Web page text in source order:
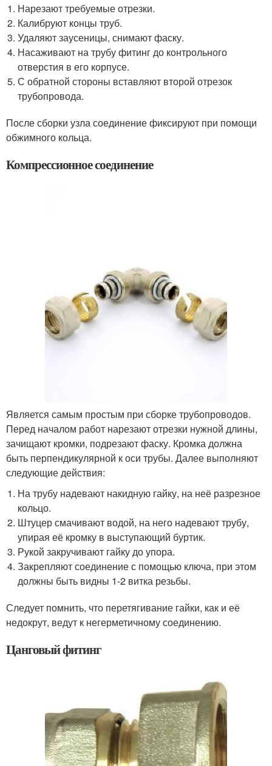
Нарезают требуемые отрезки.
Калибруют концы труб.
Удаляют заусеницы, снимают фаску.
Насаживают на трубу фитинг до контрольного
отверстия в его корпусе.
С обратной стороны вставляют второй отрезок
трубопровода.
После сборки узла соединение фиксируют при помощи
обжимного кольца.
Компрессионное соединение
Является самым простым при сборке трубопроводов.
Перед началом работ нарезают отрезки нужной длины,
зачищают кромки, подрезают фаску. Кромка должна
быть перпендикулярной к оси трубы. Далее выполняют
следующие действия:
На трубу надевают накидную гайку, на неё разрезное
кольцо.
Штуцер смачивают водой, на него надевают трубу,
упирая её кромку в выступающий буртик.
Рукой закручивают гайку до упора.
Закрепляют соединение с помощью ключа, при этом
должны быть видны 1-2 витка резьбы.
Следует помнить, что перетягивание гайки, как и её
недокрут, ведут к негерметичному соединению.
Цанговый фитинг